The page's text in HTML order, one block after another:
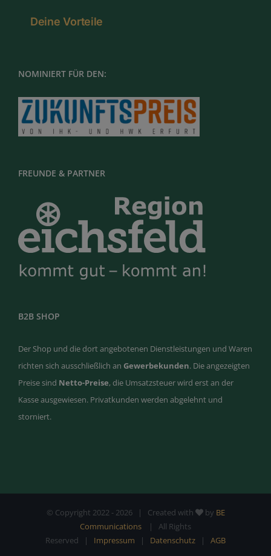
Deine Vorteile
NOMINIERT FÜR DEN:
FREUNDE & PARTNER
B2B SHOP
Der Shop und die dort angebotenen Dienstleistungen und Waren
richten sich ausschließlich an Gewerbekunden. Die angezeigten
Preise sind Netto-Preise, die Umsatzsteuer wird erst an der
Kasse ausgewiesen. Privatkunden werden abgelehnt und
storniert.
© Copyright 2022 - 2026 | Created with by BE
Communications
| All Rights
Reserved | Impressum | Datenschutz | AGB